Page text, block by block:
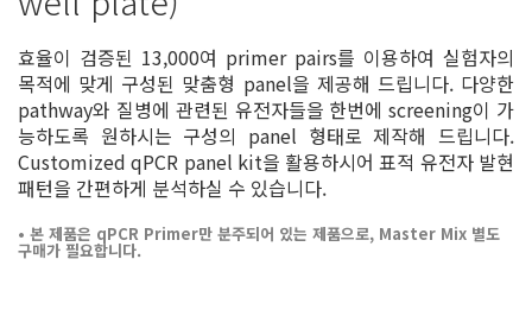
효율이 검증된 13,000여 primer pairs를 이용하여 실험자의
목적에 맞게 구성된 맞춤형 panel을 제공해 드립니다. 다양한
pathway와 질병에 관련된 유전자들을 한번에 screening이 가
능하도록 원하시는 구성의 panel 형태로 제작해 드립니다.
Customized qPCR panel kit을 활용하시어 표적 유전자 발현
패턴을 간편하게 분석하실 수 있습니다.
• 본 제품은 qPCR Primer만 분주되어 있는 제품으로, Master Mix 별도
구매가 필요합니다.